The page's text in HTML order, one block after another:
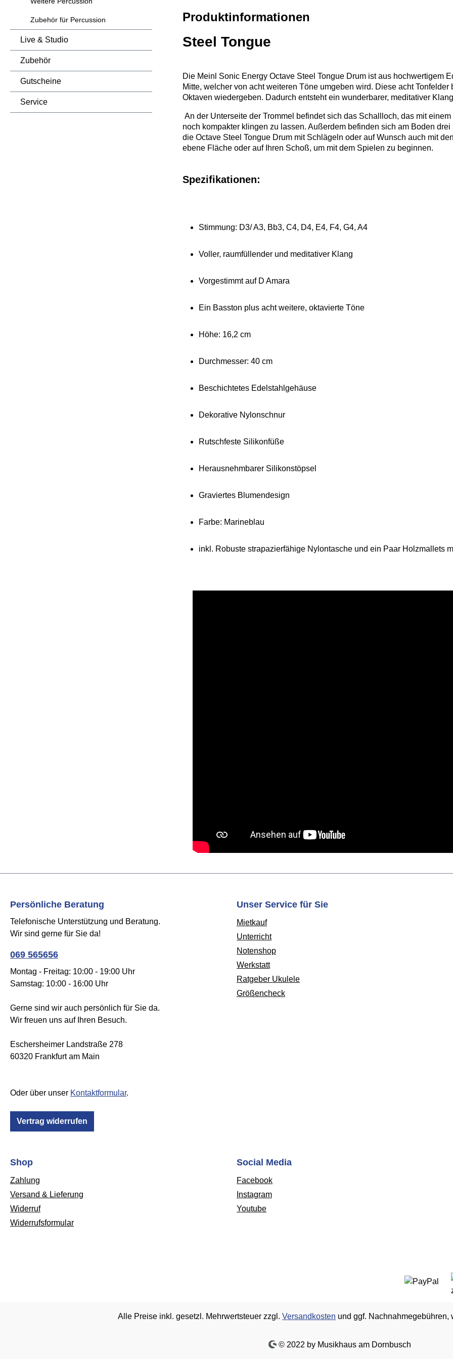
Zubehör für Percussion
Live & Studio
Zubehör
Gutscheine
Service
Produktinformationen
Steel Tongue
Die Meinl Sonic Energy Octave Steel Tongue Drum ist aus hochwertigem
Mitte, welcher von acht weiteren Töne umgeben wird. Diese acht
Oktaven wiedergeben. Dadurch entsteht ein wunderbarer, meditativer
An der Unterseite der Trommel befindet sich das Schallloch, das mit
noch kompakter klingen zu lassen. Außerdem befinden sich am Boden
die Octave Steel Tongue Drum mit Schlägeln oder auf Wunsch auch mit
ebene Fläche oder auf Ihren Schoß, um mit dem Spielen zu beginnen.
Spezifikationen:
Stimmung: D3/ A3, Bb3, C4, D4, E4, F4, G4, A4
Voller, raumfüllender und meditativer Klang
Vorgestimmt auf D Amara
Ein Basston plus acht weitere, oktavierte Töne
Höhe: 16,2 cm
Durchmesser: 40 cm
Beschichtetes Edelstahlgehäuse
Dekorative Nylonschnur
Rutschfeste Silikonfüße
Herausnehmbarer Silikonstöpsel
Graviertes Blumendesign
Farbe: Marineblau
inkl. Robuste strapazierfähige Nylontasche und ein Paar Holzmallets
Persönliche Beratung
Telefonische Unterstützung und Beratung.
Wir sind gerne für Sie da!
069 565656
Montag - Freitag: 10:00 - 19:00 Uhr
Samstag: 10:00 - 16:00 Uhr
Gerne sind wir auch persönlich für Sie da.
Wir freuen uns auf Ihren Besuch.
Eschersheimer Landstraße 278
60320 Frankfurt am Main
Oder über unser Kontaktformular.
Vertrag widerrufen
Unser Service für Sie
Mietkauf
Unterricht
Notenshop
Werkstatt
Ratgeber Ukulele
Größencheck
Shop
Zahlung
Versand & Lieferung
Widerruf
Widerrufsformular
Social Media
Facebook
Instagram
Youtube
Alle Preise inkl. gesetzl. Mehrwertsteuer zzgl. Versandkosten und ggf.
© 2022 by Musikhaus am Dornbusch